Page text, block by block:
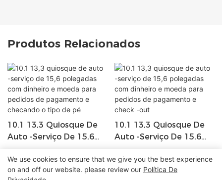
Produtos Relacionados
10.1 13,3 Quiosque De
Auto -serviço De 15,6
E Moeda Para Pedidos
De Pagamento E
10.1 13,3 Quiosque De
Auto -serviço De 15,6
E Moeda Para Pedidos
De Pagamento E Check
We use cookies to ensure that we give you the best experience
on and off our website. please review our Política De